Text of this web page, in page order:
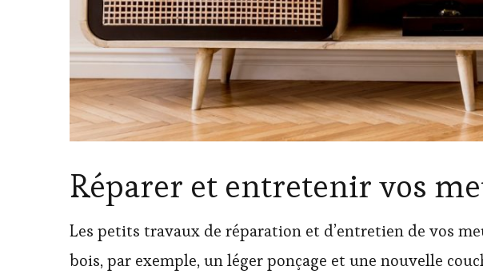
Réparer et entretenir vos
Les petits travaux de réparation et d’entretien de vos
bois, par exemple, un léger ponçage et une nouvelle